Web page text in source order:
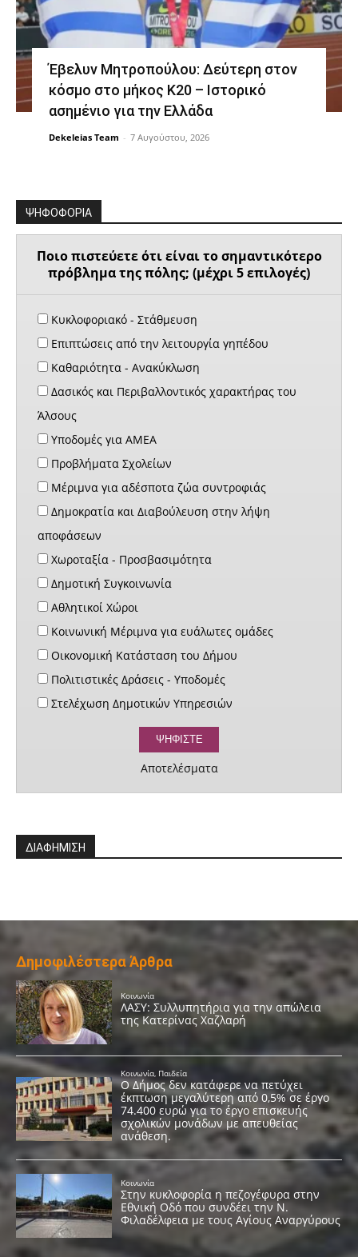
Έβελυν Μητροπούλου: Δεύτερη στον
κόσμο στο μήκος Κ20 – Ιστορικό
ασημένιο για την Ελλάδα
Dekeleias Team - 7 Αυγούστου, 2026
ΨΗΦΟΦΟΡΙΑ
Ποιο πιστεύετε ότι είναι το σημαντικότερο
πρόβλημα της πόλης; (μέχρι 5 επιλογές)
Κυκλοφοριακό - Στάθμευση
Επιπτώσεις από την λειτουργία γηπέδου
Καθαριότητα - Ανακύκλωση
Δασικός και Περιβαλλοντικός χαρακτήρας του
Άλσους
Υποδομές για ΑΜΕΑ
Προβλήματα Σχολείων
Μέριμνα για αδέσποτα ζώα συντροφιάς
Δημοκρατία και Διαβούλευση στην λήψη
αποφάσεων
Χωροταξία - Προσβασιμότητα
Δημοτική Συγκοινωνία
Αθλητικοί Χώροι
Κοινωνική Μέριμνα για ευάλωτες ομάδες
Οικονομική Κατάσταση του Δήμου
Πολιτιστικές Δράσεις - Υποδομές
Στελέχωση Δημοτικών Υπηρεσιών
Αποτελέσματα
ΔΙΑΦΗΜΙΣΗ
Δημοφιλέστερα Άρθρα